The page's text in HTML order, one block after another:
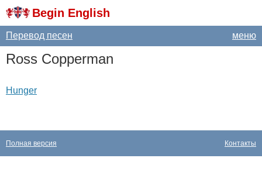
Begin English
меню
Перевод песен
Ross Copperman
Hunger
Контакты
Полная версия